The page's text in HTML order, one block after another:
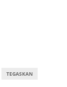
TEGASKAN